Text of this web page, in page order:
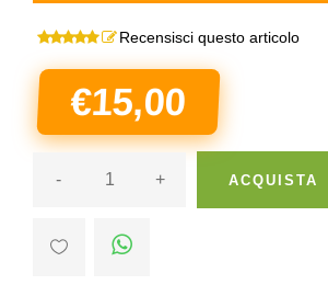
Recensisci questo articolo
€15,00
- + ACQUISTA